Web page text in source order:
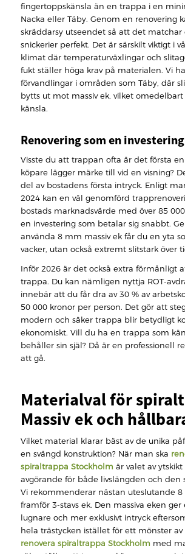
fingertoppskänsla än en trappa i en
Nacka eller Täby. Genom en renovering
skräddarsy utseendet så att det matchar
snickerier perfekt. Det är särskilt viktigt i
klimat där temperaturväxlingar och
fukt ställer höga krav på materialen. Vi
förvandlingar i områden som Täby, där
bytts ut mot massiv ek, vilket
känsla.
Renovering som en investering
Visste du att trappan ofta är det första
köpare lägger märke till vid en visning?
del av bostadens första intryck. Enligt
2024 kan en väl genomförd
bostads marknadsvärde med över 85
en investering som betalar sig snabbt.
använda 8 mm massiv ek får du en yta
vacker, utan också extremt slitstark över
Inför 2026 är det också extra förmånligt
trappa. Du kan nämligen nyttja ROT-
innebär att du får dra av 30 % av
50 000 kronor per person. Det gör att
modern och säker trappa blir betydligt
ekonomiskt. Vill du ha en trappa som
behåller sin själ? Då är en professionell
att gå.
Materialval för
Massiv ek och
Vilket material klarar bäst av de unika
en svängd konstruktion? När man ska
spiraltrappa Stockholm är valet av
avgörande för både livslängden och den
Vi rekommenderar nästan uteslutande 8
framför 3-stavs ek. Den massiva eken
lugnare och mer exklusivt intryck
hela trästycken istället för ett mönster
renovera spiraltrappa Stockholm med